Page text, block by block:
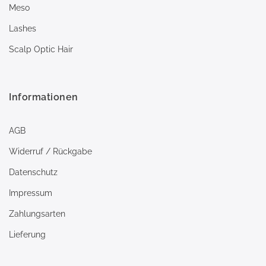
Meso
Lashes
Scalp Optic Hair
Informationen
AGB
Widerruf / Rückgabe
Datenschutz
Impressum
Zahlungsarten
Lieferung